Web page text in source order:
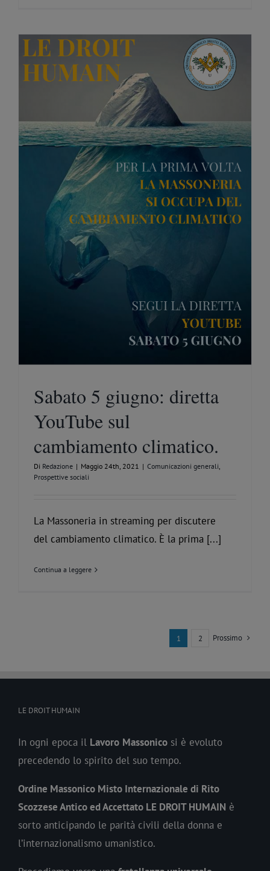
Sabato 5 giugno: diretta
YouTube sul
cambiamento climatico.
Di Redazione | Maggio 24th, 2021 | Comunicazioni generali,
Prospettive sociali
La Massoneria in streaming per discutere
del cambiamento climatico. È la prima [...]
Continua a leggere
1 2 Prossimo
LE DROIT HUMAIN
In ogni epoca il Lavoro Massonico si è evoluto
precedendo lo spirito del suo tempo.
Ordine Massonico Misto Internazionale di Rito
Scozzese Antico ed Accettato LE DROIT HUMAIN è
sorto anticipando le parità civili della donna e
l’internazionalismo umanistico.